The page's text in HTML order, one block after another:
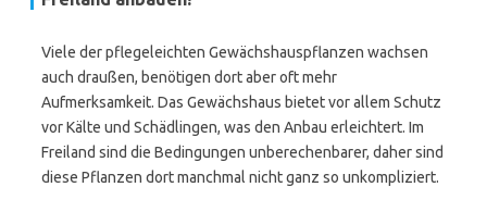
Viele der pflegeleichten Gewächshauspflanzen wachsen
auch draußen, benötigen dort aber oft mehr
Aufmerksamkeit. Das Gewächshaus bietet vor allem Schutz
vor Kälte und Schädlingen, was den Anbau erleichtert. Im
Freiland sind die Bedingungen unberechenbarer, daher sind
diese Pflanzen dort manchmal nicht ganz so unkompliziert.